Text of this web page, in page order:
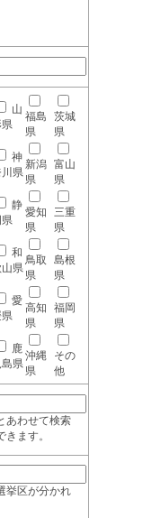
山
福島
県
茨城
県
神
県
新潟
県
富山
県
静
県
愛知
県
三重
県
和
県
鳥取
県
島根
県
愛
高知
県
福岡
県
鹿
島県
沖縄
県
その
他
あわせて検索
ます。
挙区が分かれ